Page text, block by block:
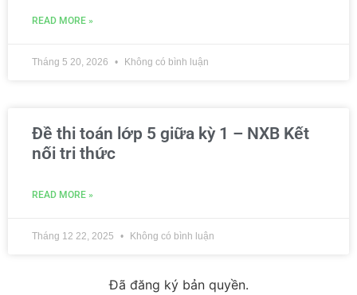
READ MORE »
Tháng 5 20, 2026 Không có bình luận
Đề thi toán lớp 5 giữa kỳ 1 – NXB Kết
nối tri thức
READ MORE »
Tháng 12 22, 2025 Không có bình luận
Đã đăng ký bản quyền.